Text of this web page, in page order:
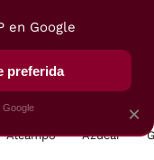
VEGUI
Alcampo Azúcar
×
en Google
preferida
Google